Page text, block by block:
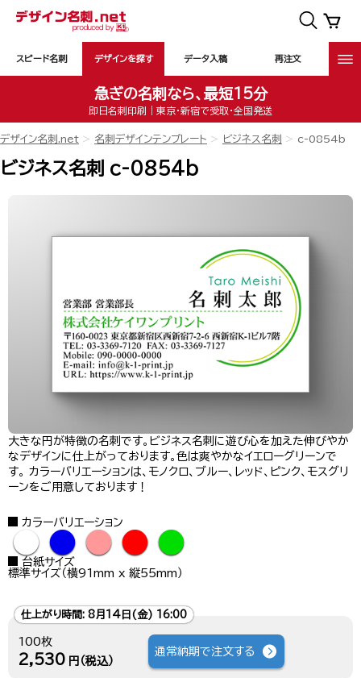
スピード名刺 デザインを探す データ入稿 再注文
急ぎの名刺なら、最短15分
即日名刺印刷｜東京・新宿で受取・全国発送
デザイン名刺.net 名刺デザインテンプレート ビジネス名刺 c-0854b
ビジネス名刺 c-0854b
大きな円が特徴の名刺です。ビジネス名刺に遊び心を加えた伸びやか
なデザインに仕上がっております。色は爽やかなイエローグリーンで
す。 カラーバリエーションは、モノクロ、ブルー、レッド、ピンク、モスグリ
ーンをご用意しております！
カラーバリエーション
● ● ● ● ●
台紙サイズ
標準サイズ（横91mm x 縦55mm）
仕上がり時間: 8月14日(金) 16:00
100枚
2,530 円（税込）
通常納期で注文する